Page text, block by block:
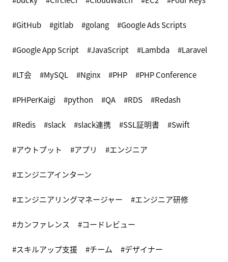
GitHub gitlab golang Google Ads Scripts
Google App Script JavaScript Lambda Laravel
LT会 MySQL Nginx PHP PHP Conference
PHPerKaigi python QA RDS Redash
Redis slack slack連携 SSL証明書 Swift
アウトプット アプリ エンジニア
エンジニアインターン
エンジニアリングマネージャー エンジニア研修
カンファレンス コードレビュー
スキルアップ支援 チーム デザイナー